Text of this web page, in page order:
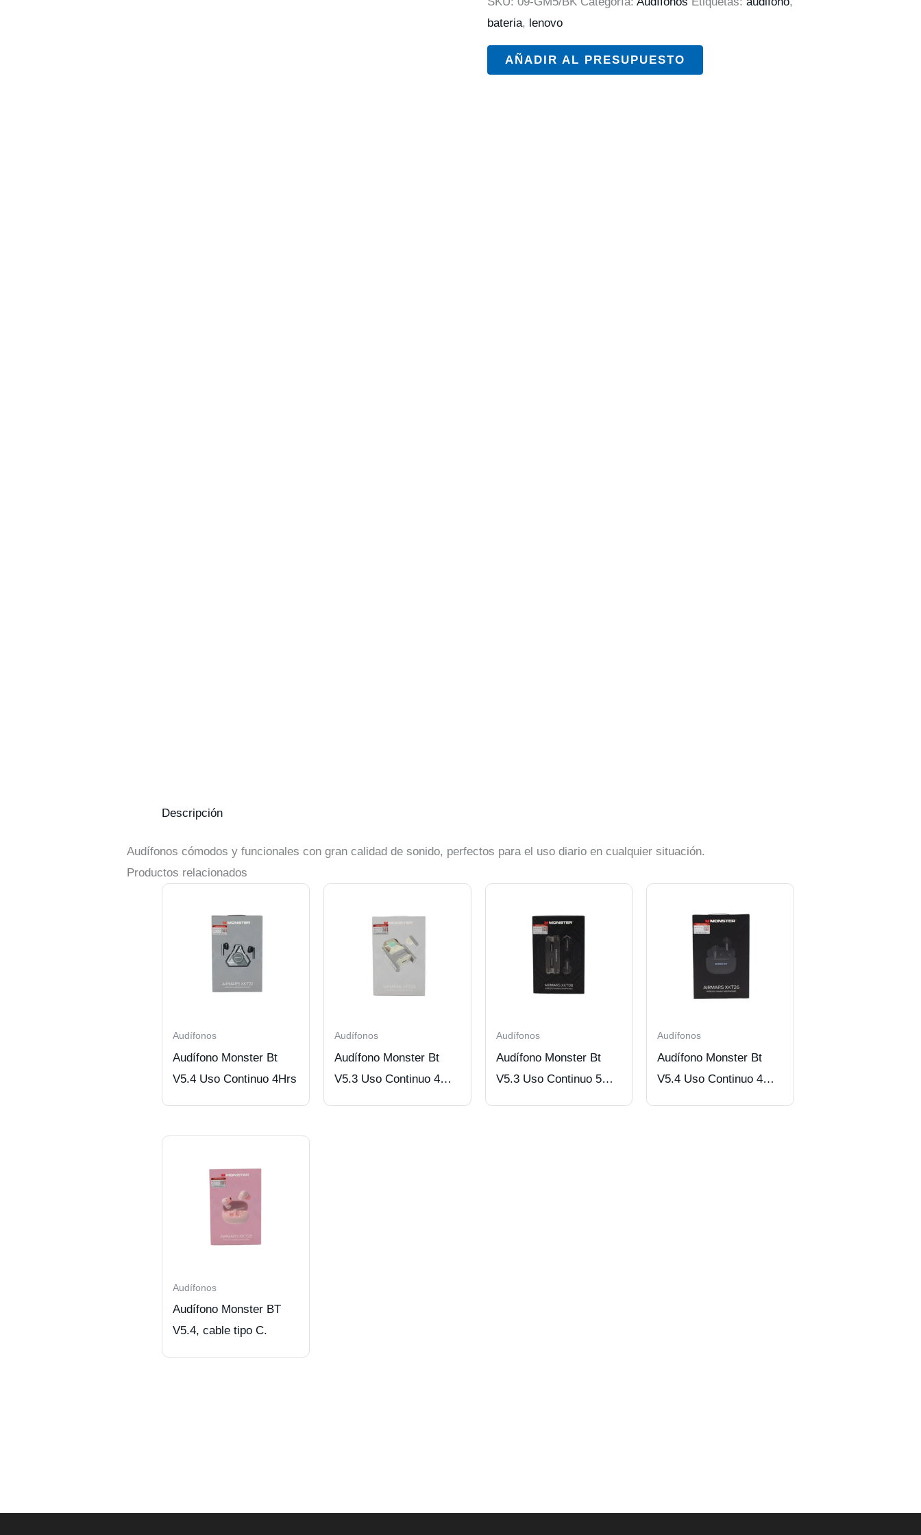
bateria, lenovo
AÑADIR AL PRESUPUESTO
Descripción
Audífonos cómodos y funcionales con gran calidad de sonido, perfectos para el uso diario en cualquier situación.
Productos relacionados
Audífonos
Audífono Monster Bt
V5.4 Uso Continuo 4Hrs
Audífonos
Audífono Monster Bt
V5.3 Uso Continuo 4
Audífonos
Audífono Monster Bt
V5.3 Uso Continuo 5
Audífonos
Audífono Monster Bt
V5.4 Uso Continuo 4
Audífonos
Audífono Monster BT
V5.4, cable tipo C.